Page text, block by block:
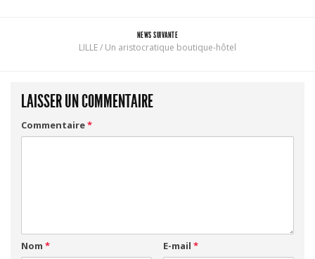
NEWS SUIVANTE
LILLE / Un aristocratique boutique-hôtel
LAISSER UN COMMENTAIRE
Commentaire*
Nom * E-mail *